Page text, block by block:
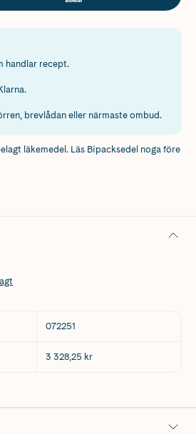
handlar recept.
brevlådan eller närmaste ombud.
läkemedel. Läs Bipacksedel noga före
072251
3 328,25 kr